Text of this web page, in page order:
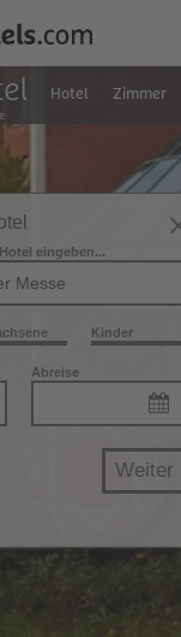
Hotel Zimmer
eingeben...
Kinder
Abreise
Weiter